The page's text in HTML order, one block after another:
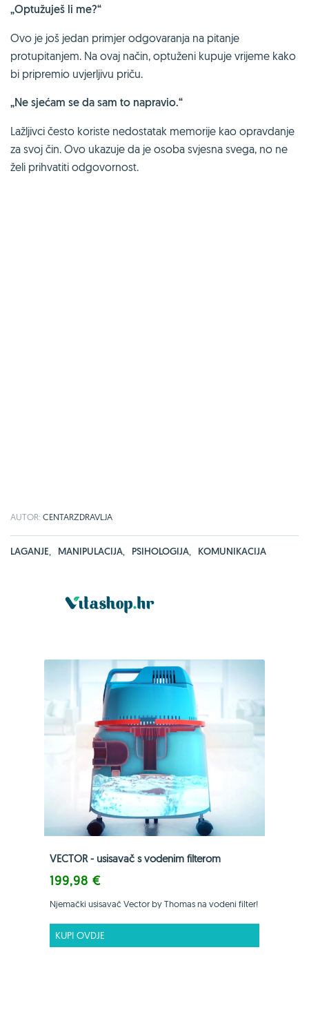
„Optužuješ li me?“
Ovo je još jedan primjer odgovaranja na pitanje
protupitanjem. Na ovaj način, optuženi kupuje vrijeme kako
bi pripremio uvjerljivu priču.
„Ne sjećam se da sam to napravio.“
Lažljivci često koriste nedostatak memorije kao opravdanje
za svoj čin. Ovo ukazuje da je osoba svjesna svega, no ne
želi prihvatiti odgovornost.
AUTOR: CENTARZDRAVLJA
LAGANJE, MANIPULACIJA, PSIHOLOGIJA, KOMUNIKACIJA
VECTOR - usisavač s vodenim filterom
199,98 €
Njemački usisavač Vector by Thomas na vodeni filter!
KUPI OVDJE